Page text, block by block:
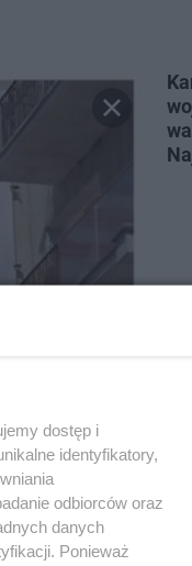
dostęp i
identyfikatory,
odbiorców oraz
danych
Ponieważ